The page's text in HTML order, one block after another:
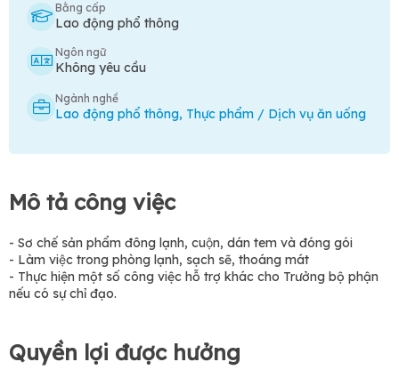
Bằng cấp
Lao động phổ thông
Ngôn ngữ
Không yêu cầu
Ngành nghề
Lao động phổ thông, Thực phẩm / Dịch vụ ăn uống
Mô tả công việc
- Sơ chế sản phẩm đông lạnh, cuộn, dán tem và đóng gói
- Làm việc trong phòng lạnh, sạch sẽ, thoáng mát
- Thực hiện một số công việc hỗ trợ khác cho Trưởng bộ phận
nếu có sự chỉ đạo.
Quyền lợi được hưởng